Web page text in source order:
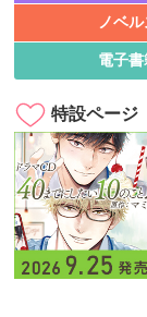
ノベル
電子書
特設ページ